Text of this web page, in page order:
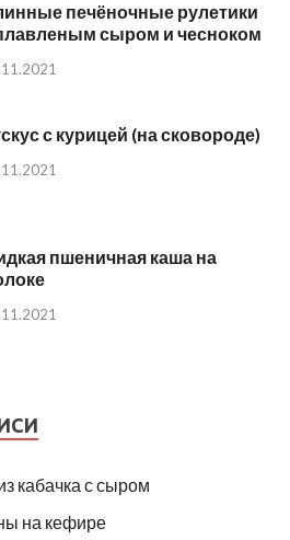
печёночные рулетики
сыром и чесноком
с курицей (на сковороде)
пшеничная каша на
кабачка с сыром
на кефире